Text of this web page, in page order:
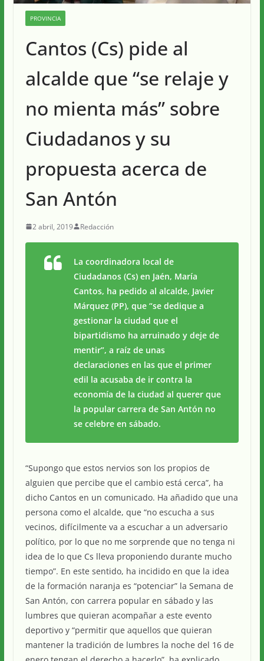
PROVINCIA
Cantos (Cs) pide al
alcalde que “se relaje y
no mienta más” sobre
Ciudadanos y su
propuesta acerca de
San Antón
2 abril, 2019 Redacción
La coordinadora local de
Ciudadanos (Cs) en Jaén, María
Cantos, ha pedido al alcalde, Javier
Márquez (PP), que “se dedique a
gestionar la ciudad que el
bipartidismo ha arruinado y deje de
mentir”, a raíz de unas
declaraciones en las que el primer
edil la acusaba de ir contra la
economía de la ciudad al querer que
la popular carrera de San Antón no
se celebre en sábado.
“Supongo que estos nervios son los propios de
alguien que percibe que el cambio está cerca”, ha
dicho Cantos en un comunicado. Ha añadido que una
persona como el alcalde, que “no escucha a sus
vecinos, difícilmente va a escuchar a un adversario
político, por lo que no me sorprende que no tenga ni
idea de lo que Cs lleva proponiendo durante mucho
tiempo”. En este sentido, ha incidido en que la idea
de la formación naranja es “potenciar” la Semana de
San Antón, con carrera popular en sábado y las
lumbres que quieran acompañar a este evento
deportivo y “permitir que aquellos que quieran
mantener la tradición de lumbres la noche del 16 de